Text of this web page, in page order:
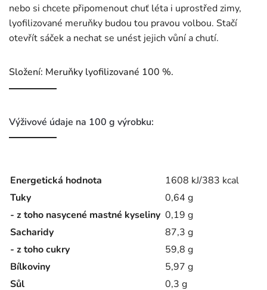
nebo si chcete připomenout chuť léta i uprostřed zimy,
lyofilizované meruňky budou tou pravou volbou. Stačí
otevřít sáček a nechat se unést jejich vůní a chutí.
Složení: Meruňky lyofilizované 100 %.
Výživové údaje na 100 g výrobku:
Energetická hodnota
1608 kJ/383 kcal
Tuky
0,64 g
- z toho nasycené mastné kyseliny 0,19 g
Sacharidy
87,3 g
- z toho cukry
59,8 g
Bílkoviny
5,97 g
Sůl
0,3 g